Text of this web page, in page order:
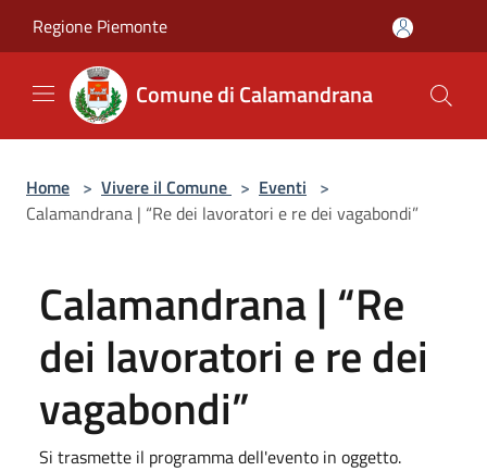
Regione Piemonte
Comune di Calamandrana
Home > Vivere il Comune > Eventi >
Calamandrana | “Re dei lavoratori e re dei vagabondi”
Calamandrana | “Re
dei lavoratori e re dei
vagabondi”
Si trasmette il programma dell'evento in oggetto.